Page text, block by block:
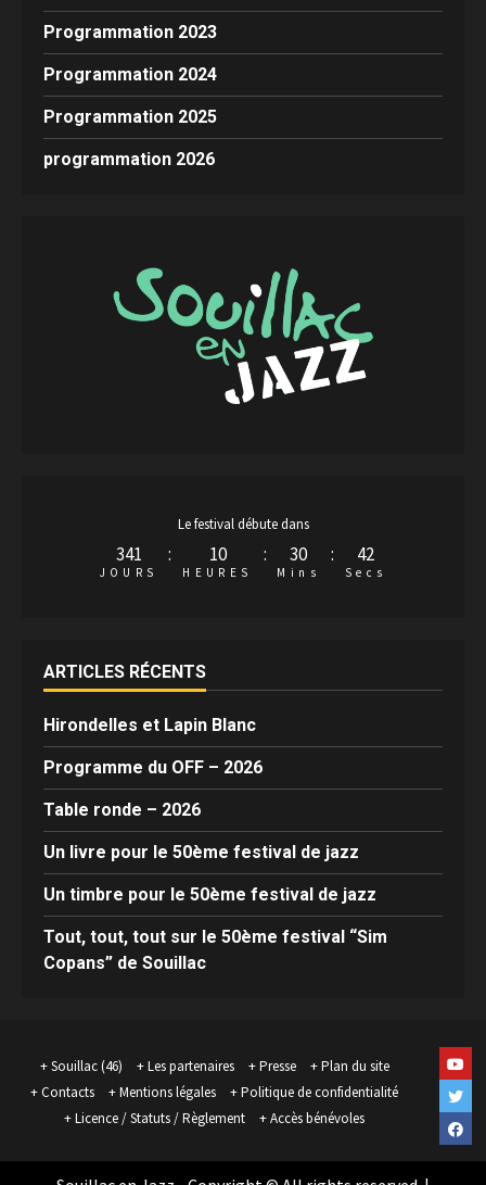
Programmation 2023
Programmation 2024
Programmation 2025
programmation 2026
Le festival débute dans
341
JOURS
: 10
HEURES
: 30
Mins
: 42
Secs
ARTICLES RÉCENTS
Hirondelles et Lapin Blanc
Programme du OFF – 2026
Table ronde – 2026
Un livre pour le 50ème festival de jazz
Un timbre pour le 50ème festival de jazz
Tout, tout, tout sur le 50ème festival “Sim
Copans” de Souillac
Souillac (46) Les partenaires Presse
Plan du site
Contacts
Mentions légales
Politique de confidentialité
Licence / Statuts / Règlement
Accès bénévoles